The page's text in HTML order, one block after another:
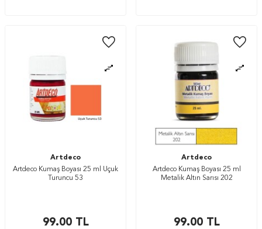
Artdeco
Artdeco Kumaş Boyası 25 ml Uçuk
Turuncu 53
99.00TL
Artdeco
Artdeco Kumaş Boyası 25 ml
Metalik Altın Sarısı 202
99.00TL